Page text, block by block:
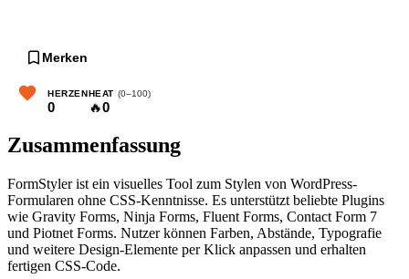
Merken
HERZEN
0
HEAT (0–100)
🔥0
Zusammenfassung
FormStyler ist ein visuelles Tool zum Stylen von WordPress-
Formularen ohne CSS-Kenntnisse. Es unterstützt beliebte Plugins
wie Gravity Forms, Ninja Forms, Fluent Forms, Contact Form 7
und Piotnet Forms. Nutzer können Farben, Abstände, Typografie
und weitere Design-Elemente per Klick anpassen und erhalten
fertigen CSS-Code.